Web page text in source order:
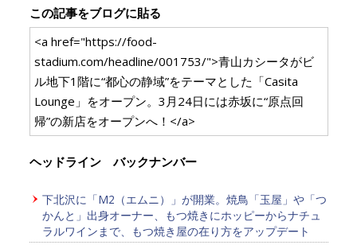
この記事をブログに貼る
<a href="https://food-
stadium.com/headline/001753/">青山カシータがビ
ル地下1階に“都心の静域”をテーマとした「Casita
Lounge」をオープン。3月24日には赤坂に“原点回
帰”の新店をオープンへ！</a>
ヘッドライン バックナンバー
下北沢に「M2（エムニ）」が開業。焼鳥「玉屋」や「つ
かんと」出身オーナー、もつ焼きにホッピーからナチュ
ラルワインまで、もつ焼き屋の在り方をアップデート